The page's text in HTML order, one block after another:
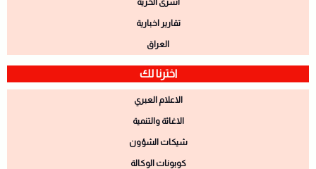
اسرى الحرية
تقارير اخبارية
العراق
اخترنا لك
الاعلام العبري
الاغاثة والتنمية
شيكات الشؤون
كوبونات الوكالة